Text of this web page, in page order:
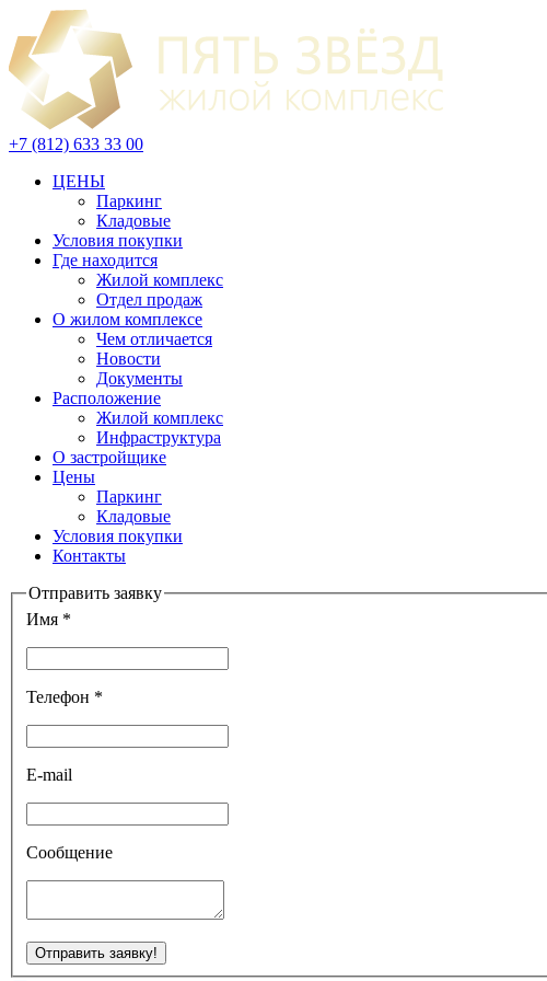
+7 (812) 633 33 00
ЦЕНЫ
Паркинг
Кладовые
Условия покупки
Где находится
Жилой комплекс
Отдел продаж
О жилом комплексе
Чем отличается
Новости
Документы
Расположение
Жилой комплекс
Инфраструктура
О застройщике
Цены
Паркинг
Кладовые
Условия покупки
Контакты
Отправить заявку
Имя *
Телефон *
E-mail
Сообщение